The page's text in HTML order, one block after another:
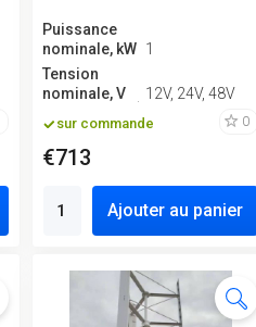
Puissance
nominale, kW 1
Tension
nominale, V
12V, 24V, 48V
sur commande 0
€713
Ajouter au panier